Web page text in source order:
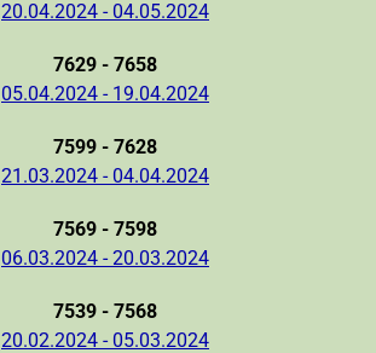
20.04.2024 - 04.05.2024
7629 - 7658
05.04.2024 - 19.04.2024
7599 - 7628
21.03.2024 - 04.04.2024
7569 - 7598
06.03.2024 - 20.03.2024
7539 - 7568
20.02.2024 - 05.03.2024